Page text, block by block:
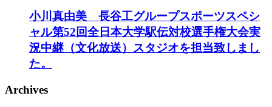
小川真由美 長谷工グループスポーツスペシ
ャル第52回全日本大学駅伝対校選手権大会実
況中継（文化放送）スタジオを担当致しまし
た。
Archives